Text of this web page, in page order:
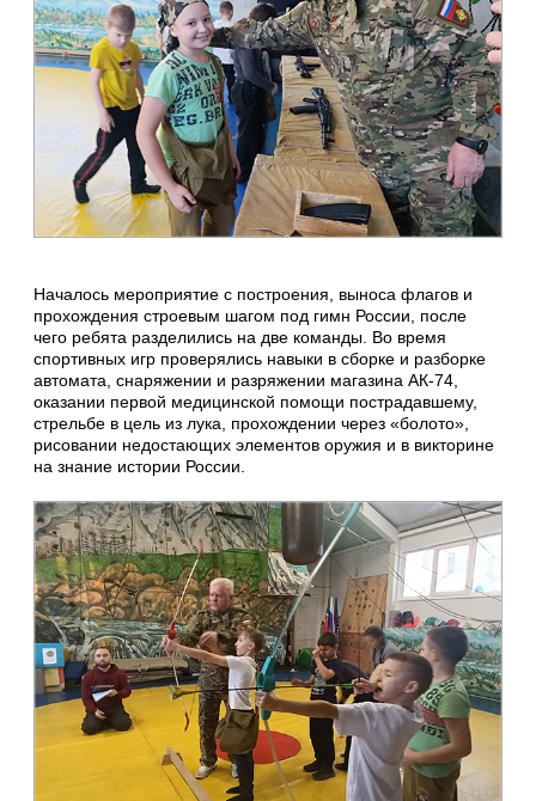
Началось мероприятие с построения, выноса флагов и
прохождения строевым шагом под гимн России, после
чего ребята разделились на две команды. Во время
спортивных игр проверялись навыки в сборке и разборке
автомата, снаряжении и разряжении магазина АК-74,
оказании первой медицинской помощи пострадавшему,
стрельбе в цель из лука, прохождении через «болото»,
рисовании недостающих элементов оружия и в викторине
на знание истории России.